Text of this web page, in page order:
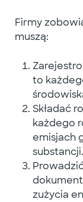
Firmy
muszą:
to
Składać
każdego
emisjach
substancji.
zużycia